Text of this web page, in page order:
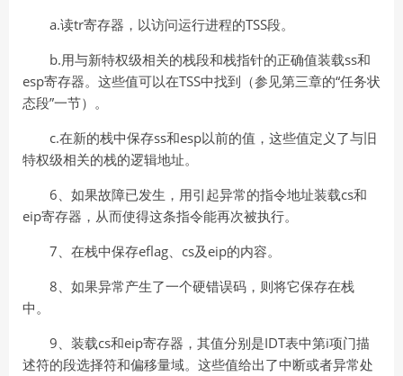
a.读tr寄存器，以访问运行进程的TSS段。
b.用与新特权级相关的栈段和栈指针的正确值装载ss和
esp寄存器。这些值可以在TSS中找到（参见第三章的“任务状
态段”一节）。
c.在新的栈中保存ss和esp以前的值，这些值定义了与旧
特权级相关的栈的逻辑地址。
6、如果故障已发生，用引起异常的指令地址装载cs和
eip寄存器，从而使得这条指令能再次被执行。
7、在栈中保存eflag、cs及eip的内容。
8、如果异常产生了一个硬错误码，则将它保存在栈
中。
9、装载cs和eip寄存器，其值分别是IDT表中第i项门描
述符的段选择符和偏移量域。这些值给出了中断或者异常处